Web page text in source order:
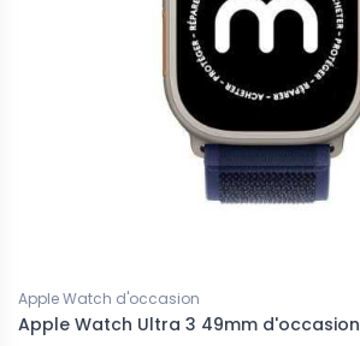
Apple Watch d'occasion
Apple Watch Ultra 3 49mm d'occasion